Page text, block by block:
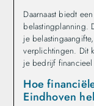
Daarnaast biedt
belastingplanning.
je
verplichtingen. Dit
je bedrijf
Hoe
Eindhoven